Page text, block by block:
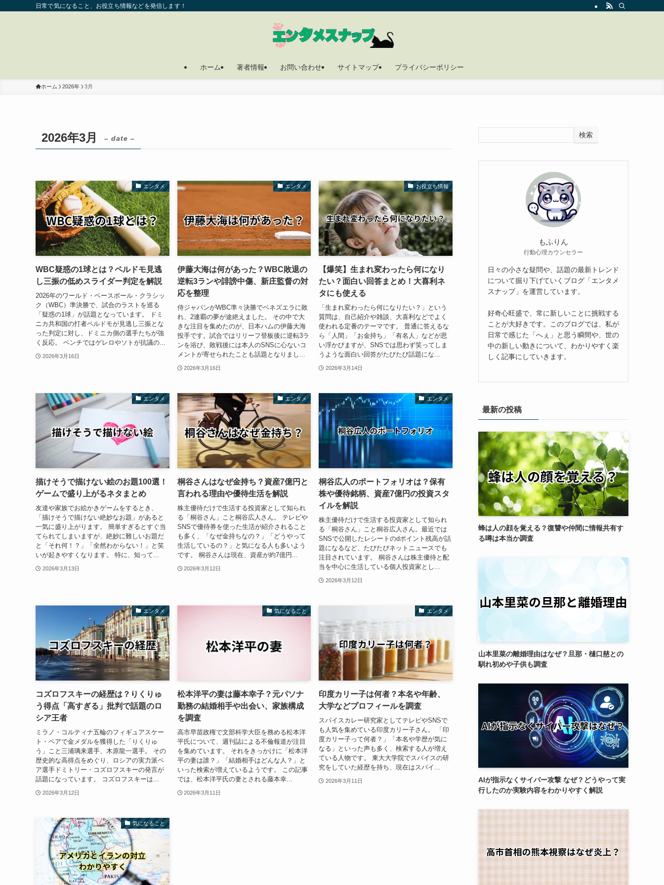
日常で気になること、お役立ち情報などを発信します！
ホーム 著者情報 お問い合わせ サイトマップ プライバシーポリシー
ホーム 2026年 3月
2026年3月 – date –
エンタメ
WBC疑惑の1球とは？ペルドモ見逃
し三振の低めスライダー判定を解説
2026年のワールド・ベースボール・クラシッ
ク（WBC）準決勝で、試合のラストを巡る
「疑惑の1球」が話題となっています。 ドミ
ニカ共和国の打者ペルドモが見逃し三振とな
った判定に対し、ドミニカ側の選手たちが強
く反応。 ベンチではゲレロやソトが抗議の...
2026年3月16日
エンタメ
伊藤大海は何があった？WBC敗退の
逆転3ランや誹謗中傷、新庄監督の対
応を整理
侍ジャパンがWBC準々決勝でベネズエラに敗
れ、2連覇の夢が途絶えました。 その中で大
きな注目を集めたのが、日本ハムの伊藤大海
投手です。試合ではリリーフ登板後に逆転3ラ
ンを浴び、敗戦後には本人のSNSに心ないコ
メントが寄せられたことも話題となりまし...
2026年3月16日
お役立ち情報
【爆笑】生まれ変わったら何になり
たい？面白い回答まとめ！大喜利ネ
タにも使える
「生まれ変わったら何になりたい？」という
質問は、自己紹介や雑談、大喜利などでよく
使われる定番のテーマです。 普通に答えるな
ら「人間」「お金持ち」「有名人」などが思
い浮かびますが、SNSでは思わず笑ってしま
うような面白い回答がたびたび話題にな...
2026年3月14日
エンタメ
描けそうで描けない絵のお題100選！
ゲームで盛り上がるネタまとめ
友達や家族でお絵かきゲームをするとき、
「描けそうで描けない絶妙なお題」があると
一気に盛り上がります。 簡単すぎるとすぐ当
てられてしまいますが、絶妙に難しいお題だ
と「それ何！？」「全然わからない！」と笑
いが起きやすくなります。 特に、知って...
2026年3月13日
エンタメ
桐谷さんはなぜ金持ち？資産7億円と
言われる理由や優待生活を解説
株主優待だけで生活する投資家として知られ
る「桐谷さん」こと桐谷広人さん。 テレビや
SNSで優待券を使った生活が紹介されること
も多く、「なぜ金持ちなの？」「どうやって
生活しているの？」と気になる人も多いよう
です。 桐谷さんは現在、資産が約7億円...
2026年3月12日
エンタメ
桐谷広人のポートフォリオは？保有
株や優待銘柄、資産7億円の投資スタ
イルを解説
株主優待だけで生活する投資家として知られ
る「桐谷さん」こと桐谷広人さん。最近では
SNSで公開したレシートのdポイント残高が話
題になるなど、たびたびネットニュースでも
注目されています。 桐谷さんは株主優待と配
当を中心に生活している個人投資家とし...
2026年3月12日
エンタメ
コズロフスキーの経歴は？りくりゅ
う得点「高すぎる」批判で話題のロ
シア王者
ミラノ・コルティナ五輪のフィギュアスケー
ト・ペアで金メダルを獲得した「りくりゅ
う」こと三浦璃来選手、木原龍一選手。 その
歴史的な高得点をめぐり、ロシアの実力派ペ
ア選手ドミトリー・コズロフスキーの発言が
話題になっています。 コズロフスキーは...
2026年3月12日
気になること
松本洋平の妻は藤本幸子？元パソナ
勤務の結婚相手や出会い、家族構成
を調査
高市早苗政権で文部科学大臣を務める松本洋
平氏について、週刊誌による不倫報道が注目
を集めています。 それをきっかけに「松本洋
平の妻は誰？」「結婚相手はどんな人？」と
いった検索が増えているようです。 この記事
では、松本洋平氏の妻とされる藤本幸...
2026年3月11日
エンタメ
印度カリー子は何者？本名や年齢、
大学などプロフィールを調査
スパイスカレー研究家としてテレビやSNSで
も人気を集めている印度カリー子さん。 「印
度カリー子って何者？」「本名や学歴が気に
なる」といった声も多く、検索する人が増え
ている人物です。 東大大学院でスパイスの研
究をしていた経歴を持ち、現在はスパイ...
2026年3月11日
気になること
検索
もふりん
行動心理カウンセラー
日々の小さな疑問や、話題の最新トレンド
について掘り下げていくブログ「エンタメ
スナップ」を運営しています。
好奇心旺盛で、常に新しいことに挑戦する
ことが大好きです。このブログでは、私が
日常で感じた「へぇ」と思う瞬間や、世の
中の新しい動きについて、わかりやすく楽
しく記事にしていきます。
最新の投稿
蜂は人の顔を覚える？復讐や仲間に情報共有す
る噂は本当か調査
山本里菜の離婚理由はなぜ？旦那・樋口慈との
馴れ初めや子供も調査
AIが指示なくサイバー攻撃 なぜ？どうやって実
行したのか実験内容をわかりやすく解説